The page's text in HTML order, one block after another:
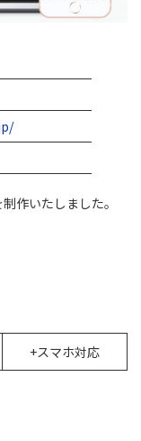
作いたしました。
+スマホ対応